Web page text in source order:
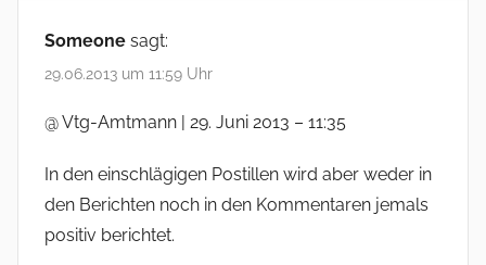
Someone sagt:
29.06.2013 um 11:59 Uhr
@ Vtg-Amtmann | 29. Juni 2013 – 11:35
In den einschlägigen Postillen wird aber weder in
den Berichten noch in den Kommentaren jemals
positiv berichtet.